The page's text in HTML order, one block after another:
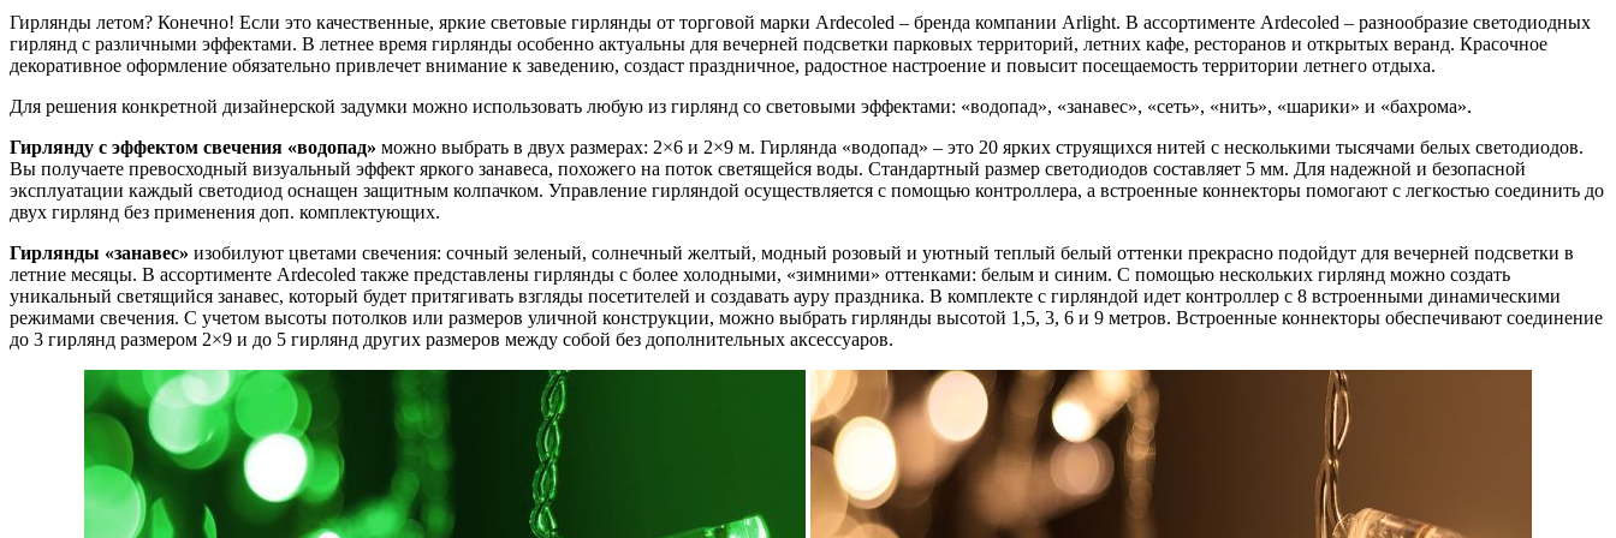
Гирлянды летом? Конечно! Если это качественные, яркие световые гирлянды от торговой марки Ardecoled – бренда компании Arlight. В ассортименте Ardecoled – разнообразие светодиодных
гирлянд с различными эффектами. В летнее время гирлянды особенно актуальны для вечерней подсветки парковых территорий, летних кафе, ресторанов и открытых веранд. Красочное
декоративное оформление обязательно привлечет внимание к заведению, создаст праздничное, радостное настроение и повысит посещаемость территории летнего отдыха.
Для решения конкретной дизайнерской задумки можно использовать любую из гирлянд со световыми эффектами: «водопад», «занавес», «сеть», «нить», «шарики» и «бахрома».
Гирлянду с эффектом свечения «водопад» можно выбрать в двух размерах: 2×6 и 2×9 м. Гирлянда «водопад» – это 20 ярких струящихся нитей с несколькими тысячами белых светодиодов.
Вы получаете превосходный визуальный эффект яркого занавеса, похожего на поток светящейся воды. Стандартный размер светодиодов составляет 5 мм. Для надежной и безопасной
эксплуатации каждый светодиод оснащен защитным колпачком. Управление гирляндой осуществляется с помощью контроллера, а встроенные коннекторы помогают с легкостью соединить до
двух гирлянд без применения доп. комплектующих.
Гирлянды «занавес» изобилуют цветами свечения: сочный зеленый, солнечный желтый, модный розовый и уютный теплый белый оттенки прекрасно подойдут для вечерней подсветки в
летние месяцы. В ассортименте Ardecoled также представлены гирлянды с более холодными, «зимними» оттенками: белым и синим. С помощью нескольких гирлянд можно создать
уникальный светящийся занавес, который будет притягивать взгляды посетителей и создавать ауру праздника. В комплекте с гирляндой идет контроллер с 8 встроенными динамическими
режимами свечения. С учетом высоты потолков или размеров уличной конструкции, можно выбрать гирлянды высотой 1,5, 3, 6 и 9 метров. Встроенные коннекторы обеспечивают соединение
до 3 гирлянд размером 2×9 и до 5 гирлянд других размеров между собой без дополнительных аксессуаров.